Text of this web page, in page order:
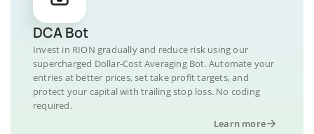
DCA Bot
Invest in RION gradually and reduce risk using our
supercharged Dollar-Cost Averaging Bot. Automate your
entries at better prices, set take profit targets, and
protect your capital with trailing stop loss. No coding
required.
Learn more